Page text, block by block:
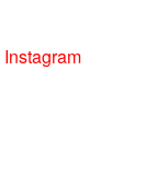
Instagram